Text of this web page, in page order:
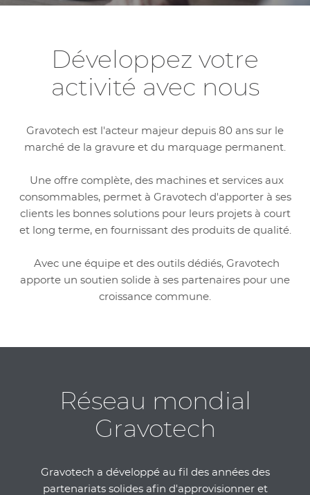
Développez votre
activité avec nous
Gravotech est l'acteur majeur depuis 80 ans sur le
marché de la gravure et du marquage permanent.
Une offre complète, des machines et services aux
consommables, permet à Gravotech d'apporter à ses
clients les bonnes solutions pour leurs projets à court
et long terme, en fournissant des produits de qualité.
Avec une équipe et des outils dédiés, Gravotech
apporte un soutien solide à ses partenaires pour une
croissance commune.
Réseau mondial
Gravotech
Gravotech a développé au fil des années des
partenariats solides afin d'approvisionner et